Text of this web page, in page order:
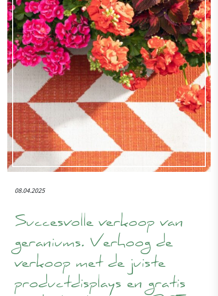
08.04.2025
Succesvolle verkoop van
geraniums. Verhoog de
verkoop met de juiste
productdisplays en gratis